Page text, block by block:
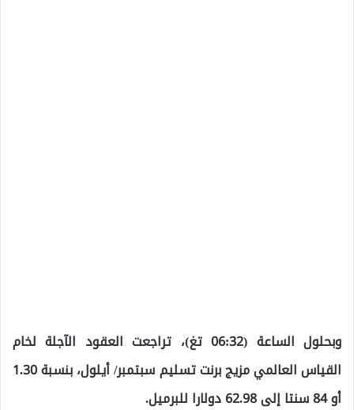
وبحلول الساعة (06:32 تغ)، تراجعت العقود الآجلة لخام
القياس العالمي مزيج برنت تسليم سبتمبر/ أيلول، بنسبة 1.30
أو 84 سنتا إلى 62.98 دولارا للبرميل.